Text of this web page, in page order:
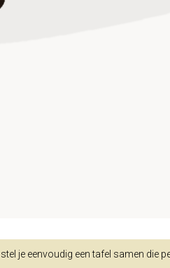
je eenvoudig een tafel samen die